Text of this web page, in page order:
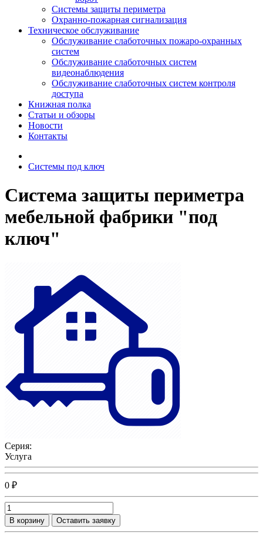
Системы защиты периметра
Охранно-пожарная сигнализация
Техническое обслуживание
Обслуживание слаботочных пожаро-охранных
систем
Обслуживание слаботочных систем
видеонаблюдения
Обслуживание слаботочных систем контроля
доступа
Книжная полка
Статьи и обзоры
Новости
Контакты
Системы под ключ
Система защиты периметра
мебельной фабрики "под
ключ"
Серия:
Услуга
0 ₽
В корзину Оставить заявку